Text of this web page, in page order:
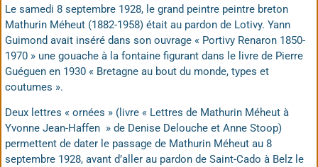
Le samedi 8 septembre 1928, le grand peintre peintre breton
Mathurin Méheut (1882-1958) était au pardon de Lotivy. Yann
Guimond avait inséré dans son ouvrage « Portivy Renaron 1850-
1970 » une gouache à la fontaine figurant dans le livre de Pierre
Guéguen en 1930 « Bretagne au bout du monde, types et
coutumes ».
Deux lettres « ornées » (livre « Lettres de Mathurin Méheut à
Yvonne Jean-Haffen » de Denise Delouche et Anne Stoop)
permettent de dater le passage de Mathurin Méheut au 8
septembre 1928, avant d’aller au pardon de Saint-Cado à Belz le